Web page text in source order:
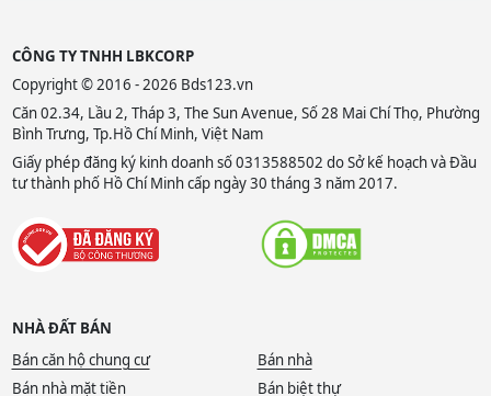
CÔNG TY TNHH LBKCORP
Copyright © 2016 - 2026 Bds123.vn
Căn 02.34, Lầu 2, Tháp 3, The Sun Avenue, Số 28 Mai Chí Thọ, Phường
Bình Trưng, Tp.Hồ Chí Minh, Việt Nam
Giấy phép đăng ký kinh doanh số 0313588502 do Sở kế hoạch và Đầu
tư thành phố Hồ Chí Minh cấp ngày 30 tháng 3 năm 2017.
NHÀ ĐẤT BÁN
Bán căn hộ chung cư
Bán nhà
Bán nhà mặt tiền
Bán biệt thự